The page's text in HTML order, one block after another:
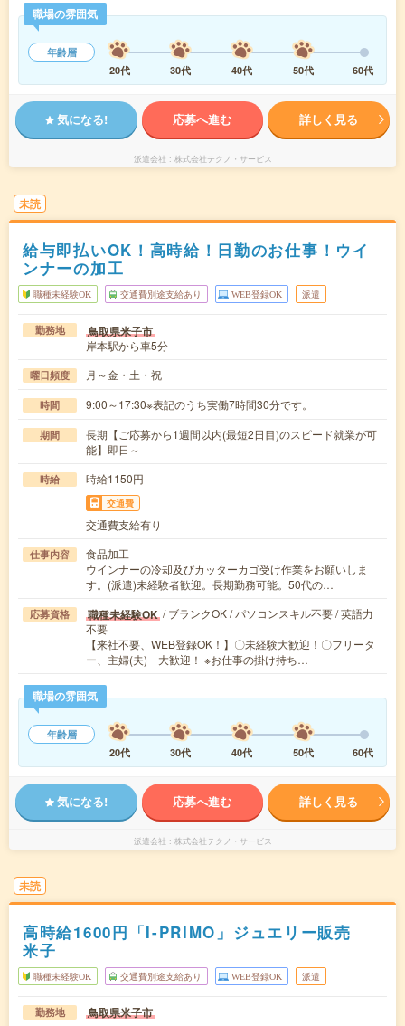
職場の雰囲気
年齢層
20代
30代 40代 50代 60代
気になる! 応募へ進む 詳しく見る
派遣会社 株式会社テクノ・サービス
未読
給与即払いOK！高時給！日勤のお仕事！ウイ
ンナーの加工
職種未経験OK 交通費別途支給あり WEB登録OK 派遣
勤務地 鳥取県米子市
岸本駅から車5分
曜日頻度 月～金・土・祝
時間 9:00～17:30※表記のうち実働7時間30分です。
期間
長期【ご応募から1週間以内(最短2日目)のスピード就業が可
能】即日～
時給 時給1150円
交通費
交通費支給有り
仕事内容
食品加工
ウインナーの冷却及びカッターカゴ受け作業をお願いしま
す。(派遣)未経験者歓迎。長期勤務可能。50代の…
応募資格 職種未経験OK / ブランクOK / パソコンスキル不要 / 英語力
不要
【来社不要、WEB登録OK！】〇未経験大歓迎！〇フリータ
ー、主婦(夫) 大歓迎！ ※お仕事の掛け持ち…
職場の雰囲気
年齢層
20代
30代 40代 50代 60代
気になる! 応募へ進む 詳しく見る
派遣会社 株式会社テクノ・サービス
未読
高時給1600円「I-PRIMO」ジュエリー販売
米子
職種未経験OK 交通費別途支給あり WEB登録OK 派遣
勤務地 鳥取県米子市